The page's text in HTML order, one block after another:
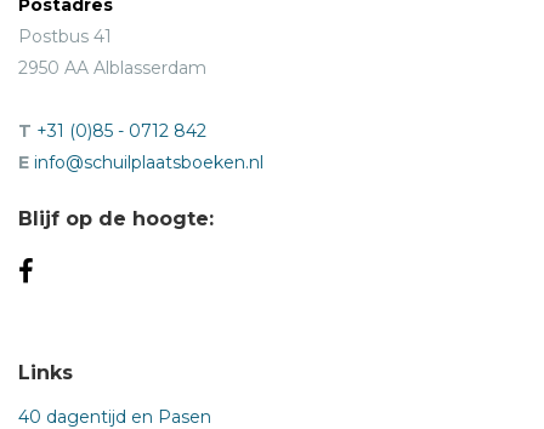
Postadres
Postbus 41
2950 AA Alblasserdam
T +31 (0)85 - 0712 842
E info@schuilplaatsboeken.nl
Blijf op de hoogte:
Links
40 dagentijd en Pasen